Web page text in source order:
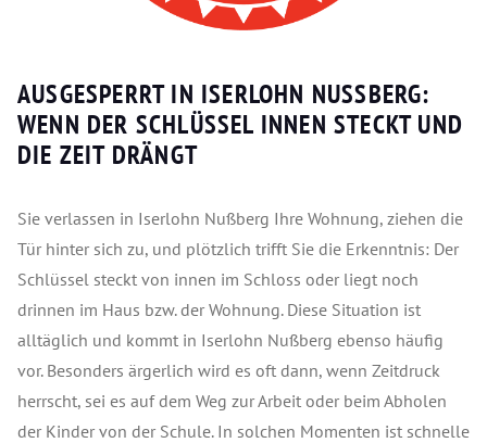
AUSGESPERRT IN ISERLOHN NUSSBERG: W
ENN DER SCHLÜSSEL INNEN STECKT UND D
IE ZEIT DRÄNGT
Sie verlassen in Iserlohn Nußberg Ihre Wohnung, ziehen die
Tür hinter sich zu, und plötzlich trifft Sie die Erkenntnis: Der
Schlüssel steckt von innen im Schloss oder liegt noch
drinnen im Haus bzw. der Wohnung. Diese Situation ist
alltäglich und kommt in Iserlohn Nußberg ebenso häufig
vor. Besonders ärgerlich wird es oft dann, wenn Zeitdruck
herrscht, sei es auf dem Weg zur Arbeit oder beim Abholen
der Kinder von der Schule. In solchen Momenten ist schnelle